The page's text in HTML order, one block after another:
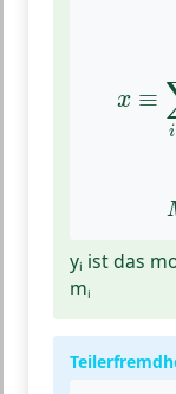
x ≡
i
yᵢ ist das
mᵢ